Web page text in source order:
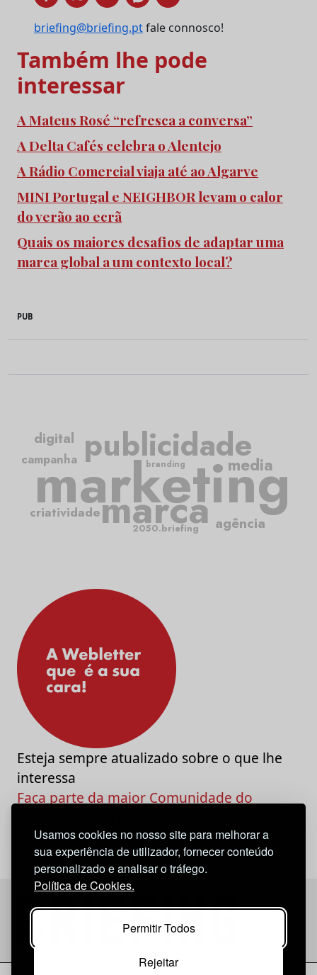
Usamos cookies no nosso site para melhorar a
sua experiência de utilizador, fornecer conteúdo
personalizado e analisar o tráfego.
Política de Cookies.
Permitir Todos
Rejeitar
briefing@briefing.ptfale connosco!
Também lhe pode
interessar
A Mateus Rosé “refresca a conversa”
A Delta Cafés celebra o Alentejo
A Rádio Comercial viaja até ao Algarve
MINI Portugal e NEIGHBOR levam o calor
do verão ao ecrã
Quais os maiores desafios de adaptar uma
marca global a um contexto local?
PUB
marketing
publicidade
marca
criatividade
campanha media
agência
digital
2050.briefing
branding
Esteja sempre atualizado sobre o que lhe
interessa
Faça parte da maior Comunidade do